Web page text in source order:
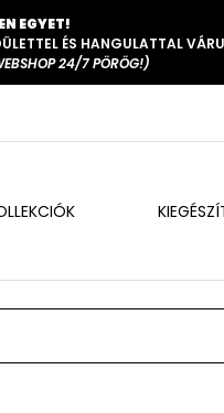
EGYET!
ÉS HANGULATTAL
24/7 PÖRÖG!)